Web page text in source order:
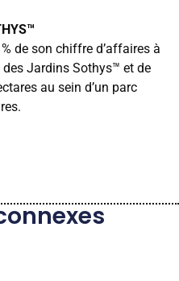
de son chiffre d’affaires à
Jardins Sothys™ et de
au sein d’un parc